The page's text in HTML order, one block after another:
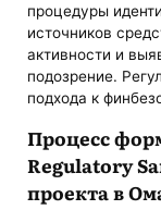
процедуры
источников
активности и
подозрение.
подхода к
Процесс
Regulatory
проекта в